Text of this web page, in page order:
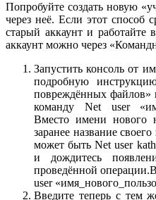
Попробуйте создать новую
через неё. Если этот способ
старый аккаунт и работайте
аккаунт можно через
Запустить консоль от
подробную
повреждённых файлов»
команду Net user
Вместо имени нового
заранее название
может быть Net user
и дождитесь
проведённой
user
Введите теперь с тем